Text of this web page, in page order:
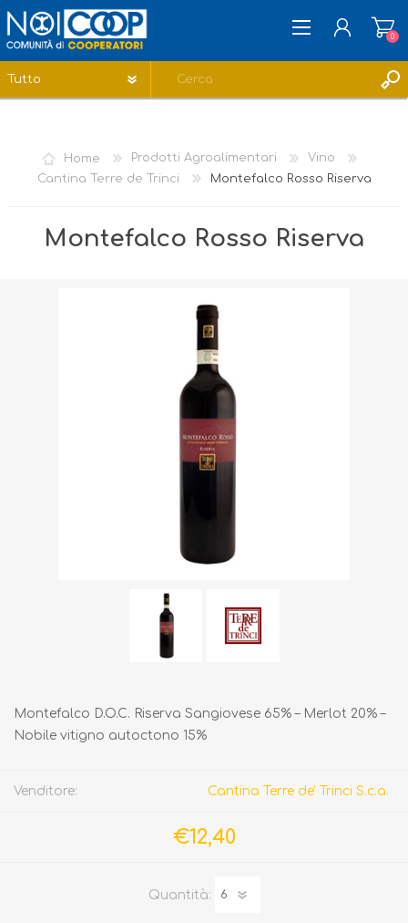
LISTA DEI DESIDERI
0
Home Prodotti Agroalimentari
Vino
Cantina Terre de Trinci
Montefalco Rosso Riserva
Montefalco Rosso Riserva
Montefalco D.O.C. Riserva Sangiovese 65% – Merlot 20% –
Nobile vitigno autoctono 15%
Venditore: Cantina Terre de' Trinci S.c.a.
€12,40
Quantità: